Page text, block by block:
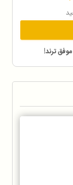
موفق ترند!